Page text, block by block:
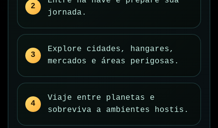
jornada.
Explore cidades, hangares,
mercados e áreas perigosas.
Viaje entre planetas e
sobreviva a ambientes hostis.